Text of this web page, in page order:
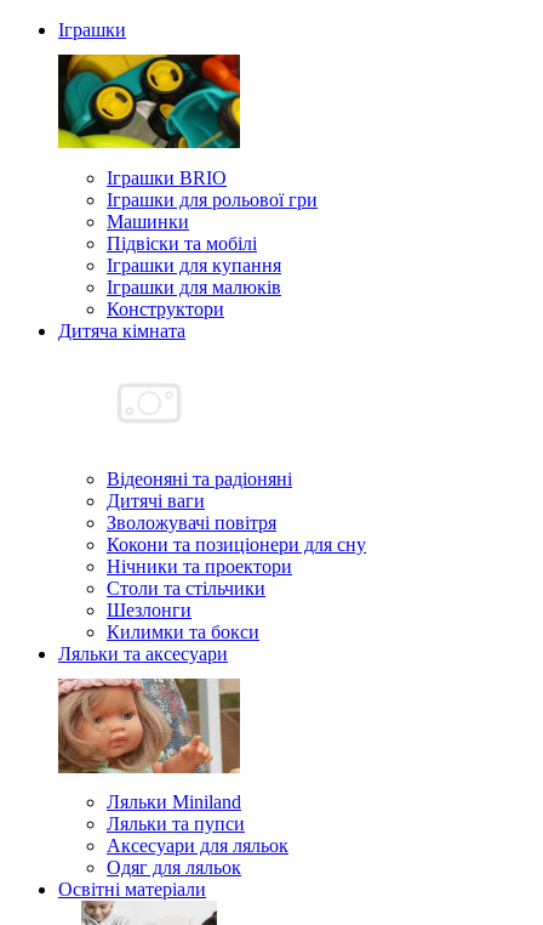
Іграшки
Іграшки BRIO
Іграшки для рольової гри
Машинки
Підвіски та мобілі
Іграшки для купання
Іграшки для малюків
Конструктори
Дитяча кімната
Відеоняні та радіоняні
Дитячі ваги
Зволожувачі повітря
Кокони та позиціонери для сну
Нічники та проектори
Столи та стільчики
Шезлонги
Килимки та бокси
Ляльки та аксесуари
Ляльки Miniland
Ляльки та пупси
Аксесуари для ляльок
Одяг для ляльок
Освітні матеріали